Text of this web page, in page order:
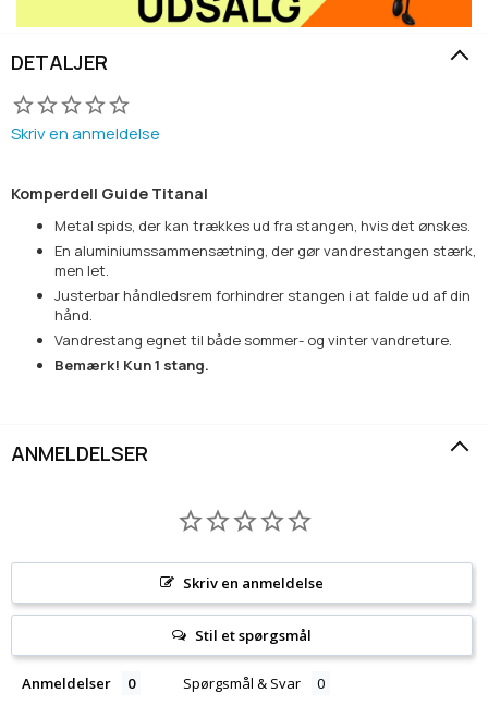
DETALJER
Skriv en anmeldelse
Komperdell Guide Titanal
Metal spids, der kan trækkes ud fra stangen, hvis det ønskes.
En aluminiumssammensætning, der gør vandrestangen stærk,
men let.
Justerbar håndledsrem forhindrer stangen i at falde ud af din
hånd.
Vandrestang egnet til både sommer- og vinter vandreture.
Bemærk! Kun 1 stang.
ANMELDELSER
Skriv en anmeldelse
Stil et spørgsmål
Anmeldelser Spørgsmål & Svar